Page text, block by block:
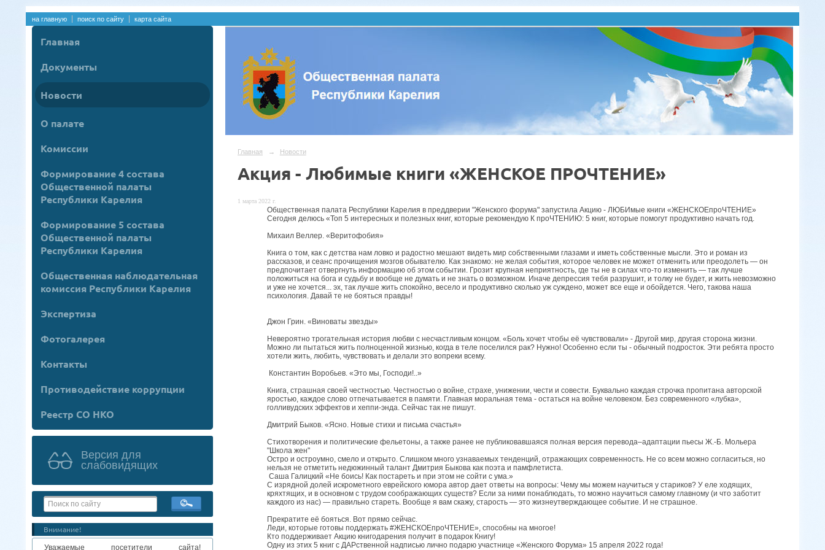
на главную поиск по сайту карта сайта
Главная
Документы
Новости
О палате
Комиссии
Формирование 4 состава
Общественной палаты
Республики Карелия
Формирование 5 состава
Общественной палаты
Республики Карелия
Общественная наблюдательная
комиссия Республики Карелия
Экспертиза
Фотогалерея
Контакты
Противодействие коррупции
Реестр СО НКО
Версия для
слабовидящих
Внимание!
Уважаемые посетители сайта!
Главная → Новости
Акция - Любимые книги «ЖЕНСКОЕ ПРОЧТЕНИЕ»
1 марта 2022 г.
Общественная палата Республики Карелия в преддверии "Женского форума" запустила Акцию - ЛЮБИмые книги «ЖЕНСКОЕпроЧТЕНИЕ»
Сегодня делюсь «Топ 5 интересных и полезных книг, которые рекомендую К проЧТЕНИЮ: 5 книг, которые помогут продуктивно начать год.
Михаил Веллер. «Веритофобия»
Книга о том, как с детства нам ловко и радостно мешают видеть мир собственными глазами и иметь собственные мысли. Это и роман из
рассказов, и сеанс прочищения мозгов обывателю. Как знакомо: не желая события, которое человек не может отменить или преодолеть — он
предпочитает отвергнуть информацию об этом событии. Грозит крупная неприятность, где ты не в силах что-то изменить — так лучше
положиться на бога и судьбу и вообще не думать и не знать о возможном. Иначе депрессия тебя разрушит, и толку не будет, и жить невозможно
и уже не хочется... эх, так лучше жить спокойно, весело и продуктивно сколько уж суждено, может все еще и обойдется. Чего, такова наша
психология. Давай те не бояться правды!
Джон Грин. «Виноваты звезды»
Невероятно трогательная история любви с несчастливым концом. «Боль хочет чтобы её чувствовали» - Другой мир, другая сторона жизни.
Можно ли пытаться жить полноценной жизнью, когда в теле поселился рак? Нужно! Особенно если ты - обычный подросток. Эти ребята просто
хотели жить, любить, чувствовать и делали это вопреки всему.
Константин Воробьев. «Это мы, Господи!..»
Книга, страшная своей честностью. Честностью о войне, страхе, унижении, чести и совести. Буквально каждая строчка пропитана авторской
яростью, каждое слово отпечатывается в памяти. Главная моральная тема - остаться на войне человеком. Без современного «лубка»,
голливудских эффектов и хеппи-энда. Сейчас так не пишут.
Дмитрий Быков. «Ясно. Новые стихи и письма счастья»
Стихотворения и политические фельетоны, а также ранее не публиковавшаяся полная версия перевода–адаптации пьесы Ж.-Б. Мольера
"Школа жен"
Остро и остроумно, смело и открыто. Слишком много узнаваемых тенденций, отражающих современность. Не со всем можно согласиться, но
нельзя не отметить недюжинный талант Дмитрия Быкова как поэта и памфлетиста.
Саша Галицкий «Не боись! Как постареть и при этом не сойти с ума.»
С изрядной долей искрометного еврейского юмора автор дает ответы на вопросы: Чему мы можем научиться у стариков? У еле ходящих,
кряхтящих, и в основном с трудом соображающих существ? Если за ними понаблюдать, то можно научиться самому главному (и что заботит
каждого из нас) — правильно стареть. Вообще я вам скажу, старость — это жизнеутверждающее событие. И не страшное.
Прекратите её бояться. Вот прямо сейчас.
Леди, которые готовы поддержать #ЖЕНСКОЕпроЧТЕНИЕ», способны на многое!
Кто поддерживает Акцию книгодарения получит в подарок Книгу!
Одну из этих 5 книг с ДАРственной надписью лично подарю участнице «Женского Форума» 15 апреля 2022 года!